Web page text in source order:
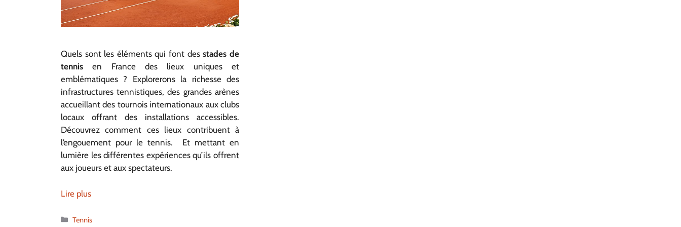
Quels sont les éléments qui font desstades de
tennis en France des lieux uniques et
emblématiques ? Explorerons la richesse des
infrastructures tennistiques, des grandes arènes
accueillant des tournois internationaux aux clubs
locaux offrant des installations accessibles.
Découvrez comment ces lieux contribuent à
l’engouement pour le tennis. Et mettant en
lumière les différentes expériences qu’ils offrent
aux joueurs et aux spectateurs.
Lire plus
Catégories
Tennis